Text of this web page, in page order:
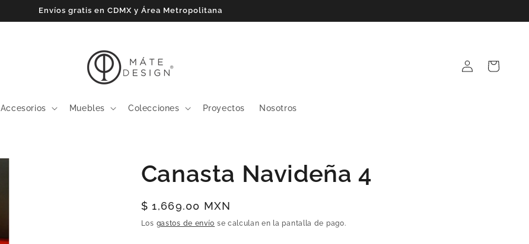
Envíos gratis en CDMX y Área Metropolitana
Accesorios Muebles Colecciones Proyectos Nosotros
sesión
Carrito
Canasta Navideña 4
Precio
habitual
$ 1,669.00 MXN
Los gastos de envío se calculan en la pantalla de pago.